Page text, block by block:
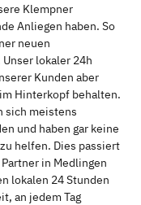
Klempner
Anliegen haben. So
neuen
lokaler 24h
Kunden aber
Hinterkopf behalten.
sich meistens
und haben gar keine
helfen. Dies passiert
in Medlingen
lokalen 24 Stunden
an jedem Tag